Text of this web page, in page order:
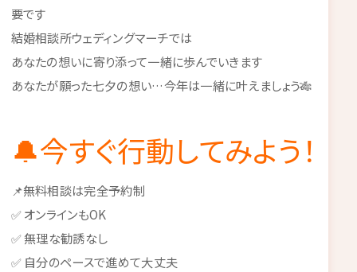
要です
結婚相談所ウェディングマーチでは
あなたの想いに寄り添って一緒に歩んでいきます
あなたが願った七夕の想い…今年は一緒に叶えましょう🎋
🔔今すぐ行動してみよう！
📌無料相談は完全予約制
✅ オンラインもOK
✅ 無理な勧誘なし
✅ 自分のペースで進めて大丈夫